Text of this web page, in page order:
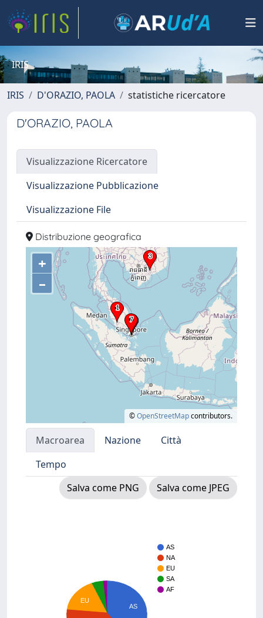
IRIS
IRIS D'ORAZIO, PAOLA statistiche ricercatore
D'ORAZIO, PAOLA
Visualizzazione Ricercatore
Visualizzazione Pubblicazione
Visualizzazione File
Distribuzione geografica
+
–
©OpenStreetMapcontributors.
Macroarea Nazione
Città
Tempo
Salva come PNG
Salva come JPEG
AS
NA
EU
SA
AF
AS
EU